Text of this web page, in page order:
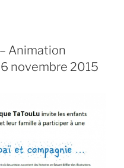
Animation
novembre 2015